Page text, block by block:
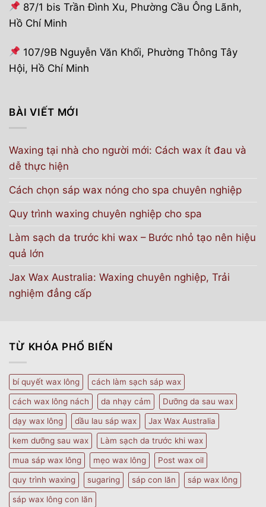
87/1 bis Trần Đình Xu, Phường Cầu Ông Lãnh,
Hồ Chí Minh
107/9B Nguyễn Văn Khối, Phường Thông Tây
Hội, Hồ Chí Minh
BÀI VIẾT MỚI
Waxing tại nhà cho người mới: Cách wax ít đau và
dễ thực hiện
Cách chọn sáp wax nóng cho spa chuyên nghiệp
Quy trình waxing chuyên nghiệp cho spa
Làm sạch da trước khi wax – Bước nhỏ tạo nên hiệu
quả lớn
Jax Wax Australia: Waxing chuyên nghiệp, Trải
nghiệm đẳng cấp
TỪ KHÓA PHỔ BIẾN
bí quyết wax lông cách làm sạch sáp wax
cách wax lông nách da nhạy cảm Dưỡng da sau wax
dạy wax lông dầu lau sáp wax Jax Wax Australia
kem dưỡng sau wax Làm sạch da trước khi wax
mua sáp wax lông mẹo wax lông Post wax oil
quy trình waxing sugaring sáp con lăn sáp wax lông
sáp wax lông con lăn